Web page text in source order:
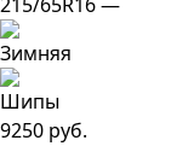
9250 руб.